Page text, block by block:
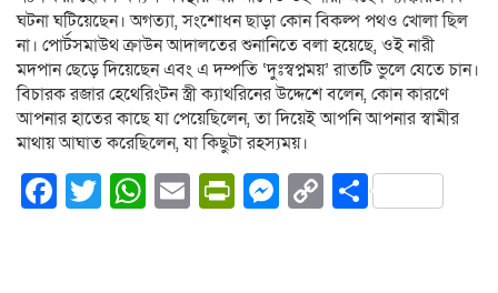
ঘটনা ঘটিয়েছেন। অগত্যা, সংশোধন ছাড়া কোন বিকল্প পথও খোলা ছিল
না। পোর্টসমাউথ ক্রাউন আদালতের শুনানিতে বলা হয়েছে, ওই নারী
মদপান ছেড়ে দিয়েছেন এবং এ দম্পতি ‘দুঃস্বপ্নময়’ রাতটি ভুলে যেতে চান।
বিচারক রজার হেথেরিংটন স্ত্রী ক্যাথরিনের উদ্দেশে বলেন, কোন কারণে
আপনার হাতের কাছে যা পেয়েছিলেন, তা দিয়েই আপনি আপনার স্বামীর
মাথায় আঘাত করেছিলেন, যা কিছুটা রহস্যময়।
Facebook
Twitter
WhatsApp
EmailPrintFriendly
Messenger
CopyShare